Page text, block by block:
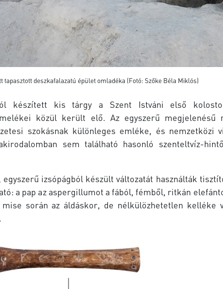
tapasztott deszkafalazatú épület omladéka (Fotó: Szőke Béla Miklós)
készített kis tárgy a Szent Istváni első
közül került elő. Az egyszerű megjelenésű
szokásnak különleges emléke, és nemzetközi
sem található hasonló szenteltvíz-
izsópágból készült változatát használták
a pap az aspergillumot a fából, fémből, ritkán
során az áldáskor, de nélkülözhetetlen kelléke